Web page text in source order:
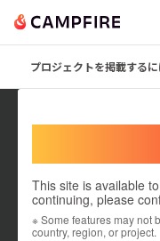
プロジェクトを掲載する
This site is available
continuing, please
※ Some features may not
country, region, or project.